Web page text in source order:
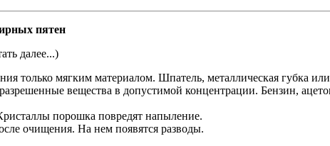
пятен
далее...)
только мягким материалом. Шпатель, металлическая губка
вещества в допустимой концентрации. Бензин,
порошка повредят напыление.
очищения. На нем появятся разводы.